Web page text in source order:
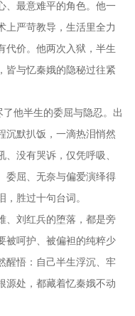
、最意难平的角色。他一
上严苛教导，生活里全力
代价。他两次入狱，半生
皆与忆秦娥的隐秘过往紧
了他半生的委屈与隐忍。出
沉默扒饭，一滴热泪悄然
没有哭诉，仅凭呼吸、
委屈、无奈与偏爱演绎得
胜过十句台词。
、刘红兵的堕落，都是旁
被呵护、被偏袒的纯粹少
醒悟：自己半生浮沉、牢
源处，都藏着忆秦娥不动